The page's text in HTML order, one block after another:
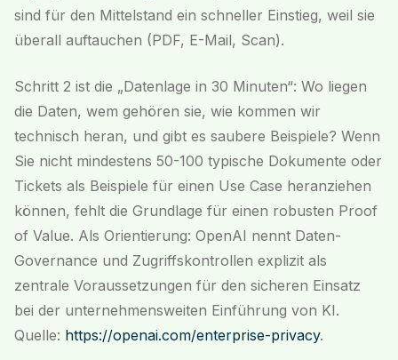
sind für den Mittelstand ein schneller Einstieg, weil sie
überall auftauchen (PDF, E-Mail, Scan).
Schritt 2 ist die „Datenlage in 30 Minuten“: Wo liegen
die Daten, wem gehören sie, wie kommen wir
technisch heran, und gibt es saubere Beispiele? Wenn
Sie nicht mindestens 50-100 typische Dokumente oder
Tickets als Beispiele für einen Use Case heranziehen
können, fehlt die Grundlage für einen robusten Proof
of Value. Als Orientierung: OpenAI nennt Daten-
Governance und Zugriffskontrollen explizit als
zentrale Voraussetzungen für den sicheren Einsatz
bei der unternehmensweiten Einführung von KI.
Quelle: https://openai.com/enterprise-privacy.